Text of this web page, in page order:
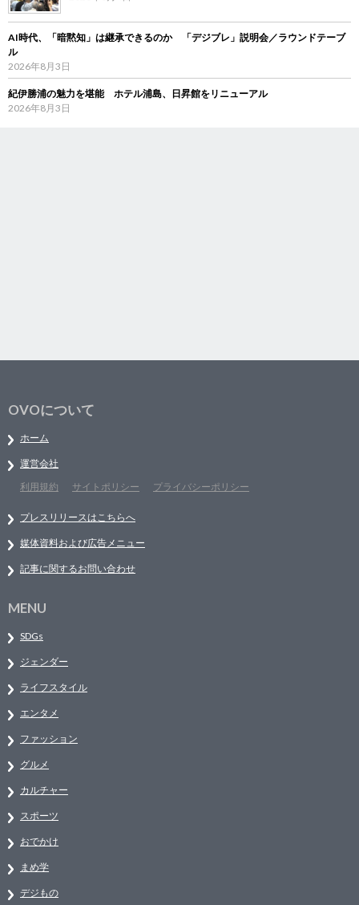
AI時代、「暗黙知」は継承できるのか 「デジブレ」説明会／ラウンドテーブ
ル
2026年8月3日
紀伊勝浦の魅力を堪能 ホテル浦島、日昇館をリニューアル
2026年8月3日
OVOについて
ホーム
運営会社
利用規約
サイトポリシー プライバシーポリシー
プレスリリースはこちらへ
媒体資料および広告メニュー
記事に関するお問い合わせ
MENU
SDGs
ジェンダー
ライフスタイル
エンタメ
ファッション
グルメ
カルチャー
スポーツ
おでかけ
まめ学
デジもの